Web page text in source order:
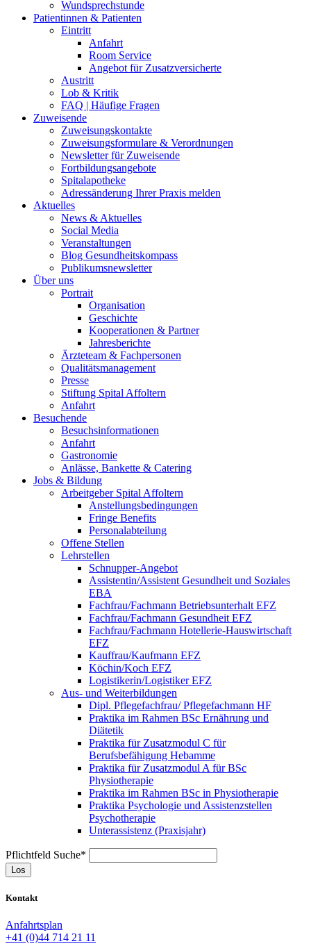
Wundsprechstunde
Patientinnen & Patienten
Eintritt
Anfahrt
Room Service
Angebot für Zusatzversicherte
Austritt
Lob & Kritik
FAQ | Häufige Fragen
Zuweisende
Zuweisungskontakte
Zuweisungsformulare & Verordnungen
Newsletter für Zuweisende
Fortbildungsangebote
Spitalapotheke
Adressänderung Ihrer Praxis melden
Aktuelles
News & Aktuelles
Social Media
Veranstaltungen
Blog Gesundheitskompass
Publikumsnewsletter
Über uns
Portrait
Organisation
Geschichte
Kooperationen & Partner
Jahresberichte
Ärzteteam & Fachpersonen
Qualitätsmanagement
Presse
Stiftung Spital Affoltern
Anfahrt
Besuchende
Besuchsinformationen
Anfahrt
Gastronomie
Anlässe, Bankette & Catering
Jobs & Bildung
Arbeitgeber Spital Affoltern
Anstellungsbedingungen
Fringe Benefits
Personalabteilung
Offene Stellen
Lehrstellen
Schnupper-Angebot
Assistentin/Assistent Gesundheit und Soziales
EBA
Fachfrau/Fachmann Betriebsunterhalt EFZ
Fachfrau/Fachmann Gesundheit EFZ
Fachfrau/Fachmann Hotellerie-Hauswirtschaft
EFZ
Kauffrau/Kaufmann EFZ
Köchin/Koch EFZ
Logistikerin/Logistiker EFZ
Aus- und Weiterbildungen
Dipl. Pflegefachfrau/ Pflegefachmann HF
Praktika im Rahmen BSc Ernährung und
Diätetik
Praktika für Zusatzmodul C für
Berufsbefähigung Hebamme
Praktika für Zusatzmodul A für BSc
Physiotherapie
Praktika im Rahmen BSc in Physiotherapie
Praktika Psychologie und Assistenzstellen
Psychotherapie
Unterassistenz (Praxisjahr)
Pflichtfeld Suche*
Los
Kontakt
Anfahrtsplan
+41 (0)44 714 21 11